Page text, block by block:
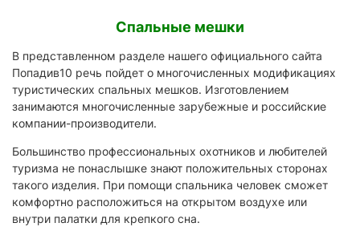
Спальные мешки
В представленном разделе нашего официального сайта
Попадив10 речь пойдет о многочисленных модификациях
туристических спальных мешков. Изготовлением
занимаются многочисленные зарубежные и российские
компании-производители.
Большинство профессиональных охотников и любителей
туризма не понаслышке знают положительных сторонах
такого изделия. При помощи спальника человек сможет
комфортно расположиться на открытом воздухе или
внутри палатки для крепкого сна.